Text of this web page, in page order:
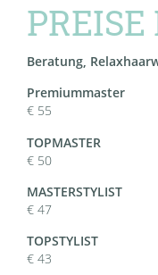
PREISE
Beratung,
Premiummaster
€ 55
TOPMASTER
€ 50
MASTERSTYLIST
€ 47
TOPSTYLIST
€ 43